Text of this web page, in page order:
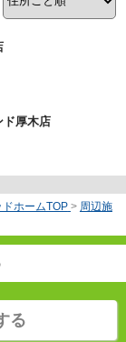
ド厚木店
ホームTOP > 周辺施
る